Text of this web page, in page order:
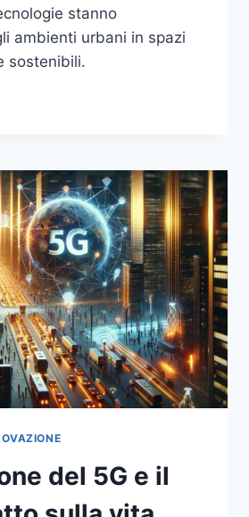
stanno
ambienti urbani in spazi
sostenibili.
del 5G e il